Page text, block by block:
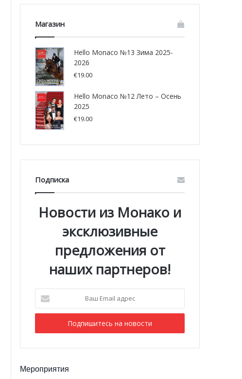
Магазин
Hello Monaco №13 Зима 2025-
2026
€19.00
Hello Monaco №12 Лето – Осень
2025
€19.00
Подписка
Новости из Монако и
эксклюзивные
предложения от
наших партнеров!
Email
адрес
Мероприятия